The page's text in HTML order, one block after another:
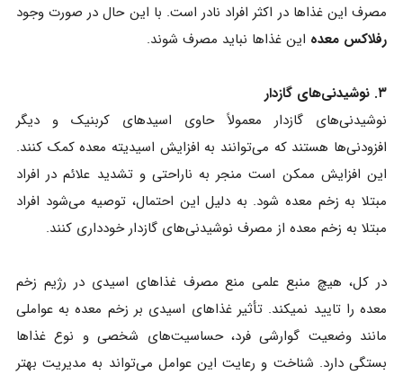
مصرف این غذاها در اکثر افراد نادر است. با این حال در صورت وجود
رفلاکس معده این غذاها نباید مصرف شوند.
۳. نوشیدنی‌های گازدار
نوشیدنی‌های گازدار معمولاً حاوی اسیدهای کربنیک و دیگر
افزودنی‌ها هستند که می‌توانند به افزایش اسیدیته معده کمک کنند.
این افزایش ممکن است منجر به ناراحتی و تشدید علائم در افراد
مبتلا به زخم معده شود. به دلیل این احتمال، توصیه می‌شود افراد
مبتلا به زخم معده از مصرف نوشیدنی‌های گازدار خودداری کنند.
در کل، هیچ منبع علمی منع مصرف غذاهای اسیدی در رژیم زخم
معده را تایید نمیکند. تأثیر غذاهای اسیدی بر زخم معده به عواملی
مانند وضعیت گوارشی فرد، حساسیت‌های شخصی و نوع غذاها
بستگی دارد. شناخت و رعایت این عوامل می‌تواند به مدیریت بهتر